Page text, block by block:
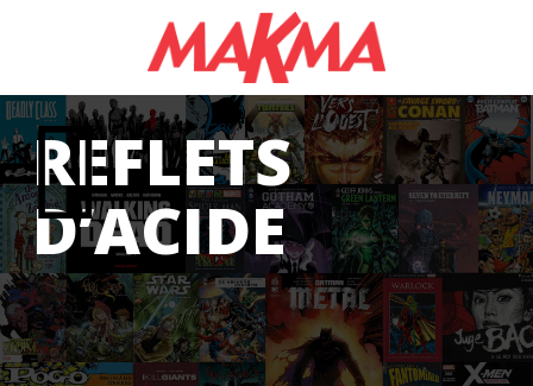
REFLETS
D’ACIDE